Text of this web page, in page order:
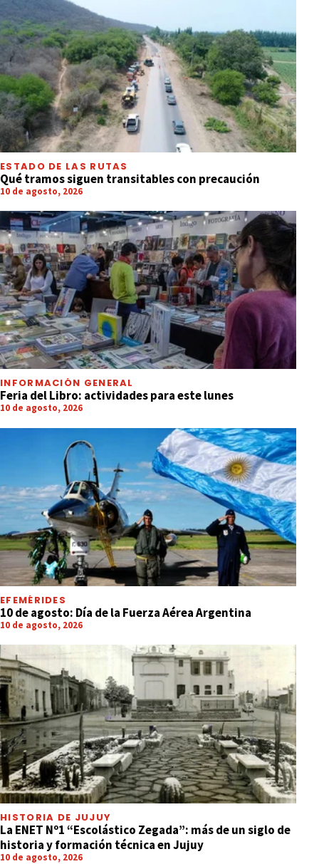
ESTADO DE LAS RUTAS
Qué tramos siguen transitables con precaución
10 de agosto, 2026
INFORMACIÓN GENERAL
Feria del Libro: actividades para este lunes
10 de agosto, 2026
EFEMÉRIDES
10 de agosto: Día de la Fuerza Aérea Argentina
10 de agosto, 2026
HISTORIA DE JUJUY
La ENET Nº1 “Escolástico Zegada”: más de un siglo de
historia y formación técnica en Jujuy
10 de agosto, 2026